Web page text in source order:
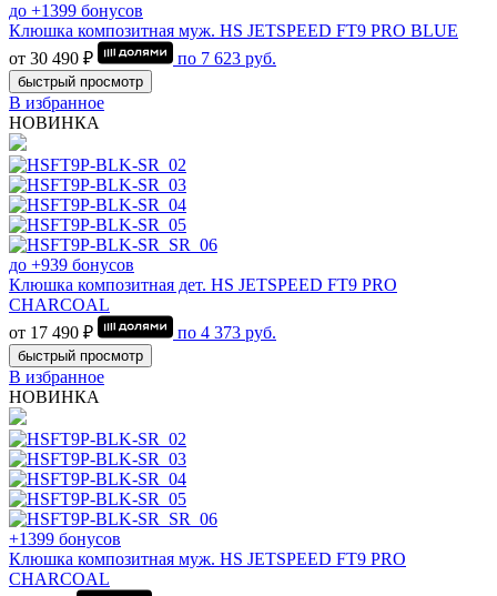
до +1399 бонусов
Клюшка композитная муж. HS JETSPEED FT9 PRO BLUE
от 30 490 ₽
по 7 623 руб.
быстрый просмотр
В избранное
НОВИНКА
до +939 бонусов
Клюшка композитная дет. HS JETSPEED FT9 PRO
CHARCOAL
от 17 490 ₽
по 4 373 руб.
быстрый просмотр
В избранное
НОВИНКА
+1399 бонусов
Клюшка композитная муж. HS JETSPEED FT9 PRO
CHARCOAL